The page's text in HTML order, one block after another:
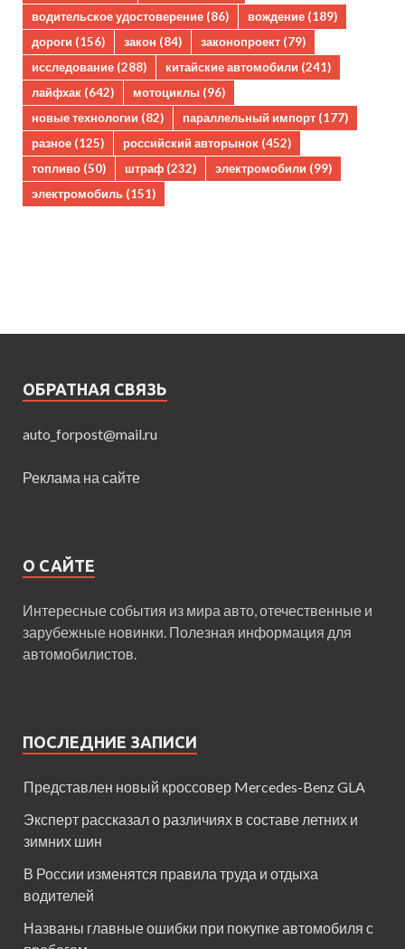
водительское удостоверение (86) вождение (189)
дороги (156) закон (84) законопроект (79)
исследование (288) китайские автомобили (241)
лайфхак (642) мотоциклы (96)
новые технологии (82) параллельный импорт (177)
разное (125) российский авторынок (452)
топливо (50) штраф (232) электромобили (99)
электромобиль (151)
ОБРАТНАЯ СВЯЗЬ
auto_forpost@mail.ru
Реклама на сайте
О САЙТЕ
Интересные события из мира авто, отечественные и
зарубежные новинки. Полезная информация для
автомобилистов.
ПОСЛЕДНИЕ ЗАПИСИ
Представлен новый кроссовер Mercedes-Benz GLA
Эксперт рассказал о различиях в составе летних и
зимних шин
В России изменятся правила труда и отдыха
водителей
Названы главные ошибки при покупке автомобиля с